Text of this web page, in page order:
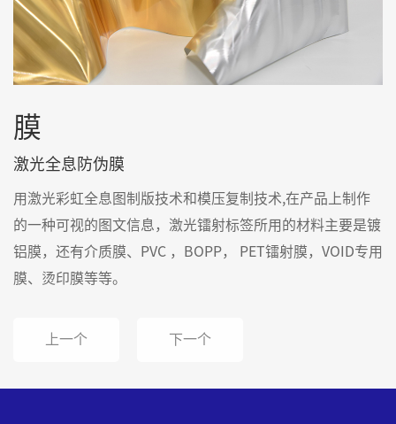
膜
激光全息防伪膜
用激光彩虹全息图制版技术和模压复制技术,在产品上制作
的一种可视的图文信息，激光镭射标签所用的材料主要是镀
铝膜，还有介质膜、PVC ，BOPP， PET镭射膜，VOID专用
膜、烫印膜等等。
上一个 下一个